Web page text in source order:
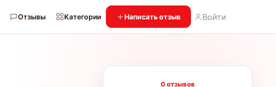
Отзывы Категории Написать отзыв Войти
0 отзывов